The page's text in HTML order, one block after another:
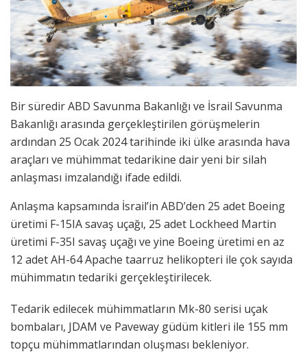
Bir süredir ABD Savunma Bakanlığı ve İsrail Savunma
Bakanlığı arasında gerçekleştirilen görüşmelerin
ardından 25 Ocak 2024 tarihinde iki ülke arasında hava
araçları ve mühimmat tedarikine dair yeni bir silah
anlaşması imzalandığı ifade edildi.
Anlaşma kapsamında İsrail’in ABD’den 25 adet Boeing
üretimi F-15IA savaş uçağı, 25 adet Lockheed Martin
üretimi F-35I savaş uçağı ve yine Boeing üretimi en az
12 adet AH-64 Apache taarruz helikopteri ile çok sayıda
mühimmatın tedariki gerçekleştirilecek.
Tedarik edilecek mühimmatların Mk-80 serisi uçak
bombaları, JDAM ve Paveway güdüm kitleri ile 155 mm
topçu mühimmatlarından oluşması bekleniyor.